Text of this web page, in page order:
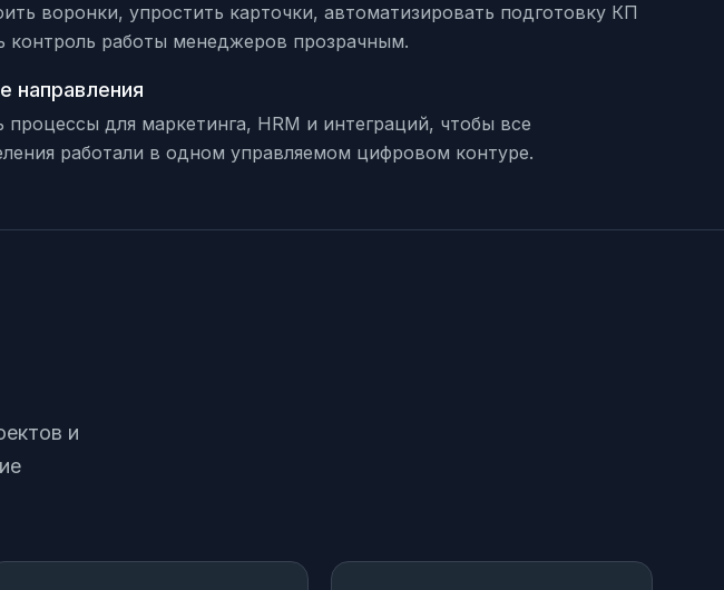
воронки, упростить карточки, автоматизировать подготовку КП
контроль работы менеджеров прозрачным.
направления
процессы для маркетинга, HRM и интеграций, чтобы все
работали в одном управляемом цифровом контуре.
и